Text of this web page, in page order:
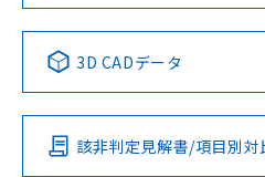
Pb Hg
O
No No
この製品の
その他の認証はこちら
3D CADデータ
該非判定見解書/項目別対